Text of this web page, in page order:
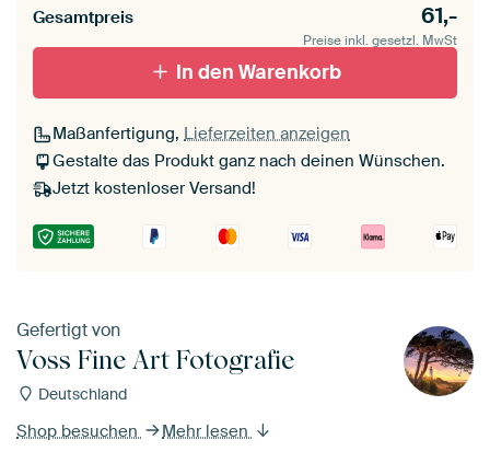
schwarz (Holzrahmen)
Ohne Passepartout
Gesamtpreis 61,-
Preise inkl. gesetzl. MwSt
In den Warenkorb
Maßanfertigung, Lieferzeiten anzeigen
Gestalte das Produkt ganz nach deinen Wünschen.
Jetzt kostenloser Versand!
Gefertigt von
Voss Fine Art Fotografie
Deutschland
Shop besuchen Mehr lesen